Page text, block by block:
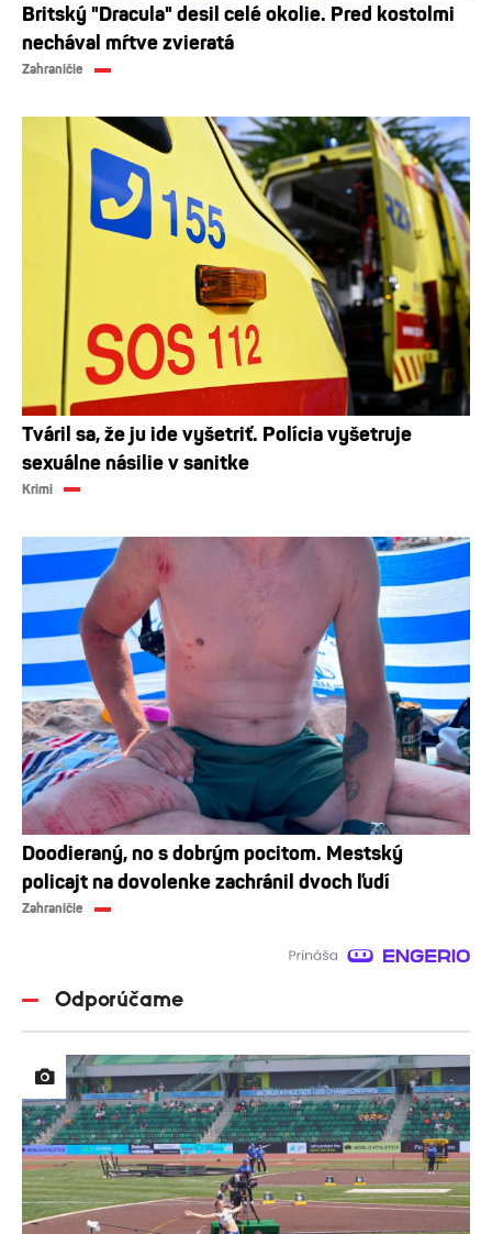
Britský "Dracula" desil celé okolie. Pred kostolmi
nechával mŕtve zvieratá
Zahraničie
Tváril sa, že ju ide vyšetriť. Polícia vyšetruje
sexuálne násilie v sanitke
Krimi
Doodieraný, no s dobrým pocitom. Mestský
policajt na dovolenke zachránil dvoch ľudí
Zahraničie
Odporúčame